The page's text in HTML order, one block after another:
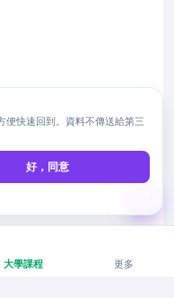
大學課程 更多
便快速回到。資料不傳送給第三
好，同意